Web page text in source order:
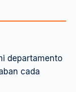
departamento
cada